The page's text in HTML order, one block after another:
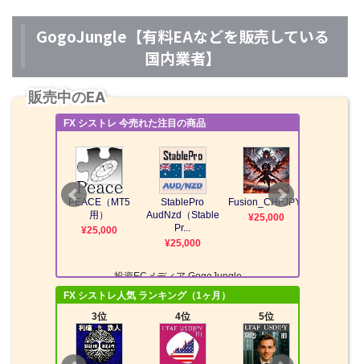
GogoJungle【有料EAなどを販売している
国内業者】
販売中のEA